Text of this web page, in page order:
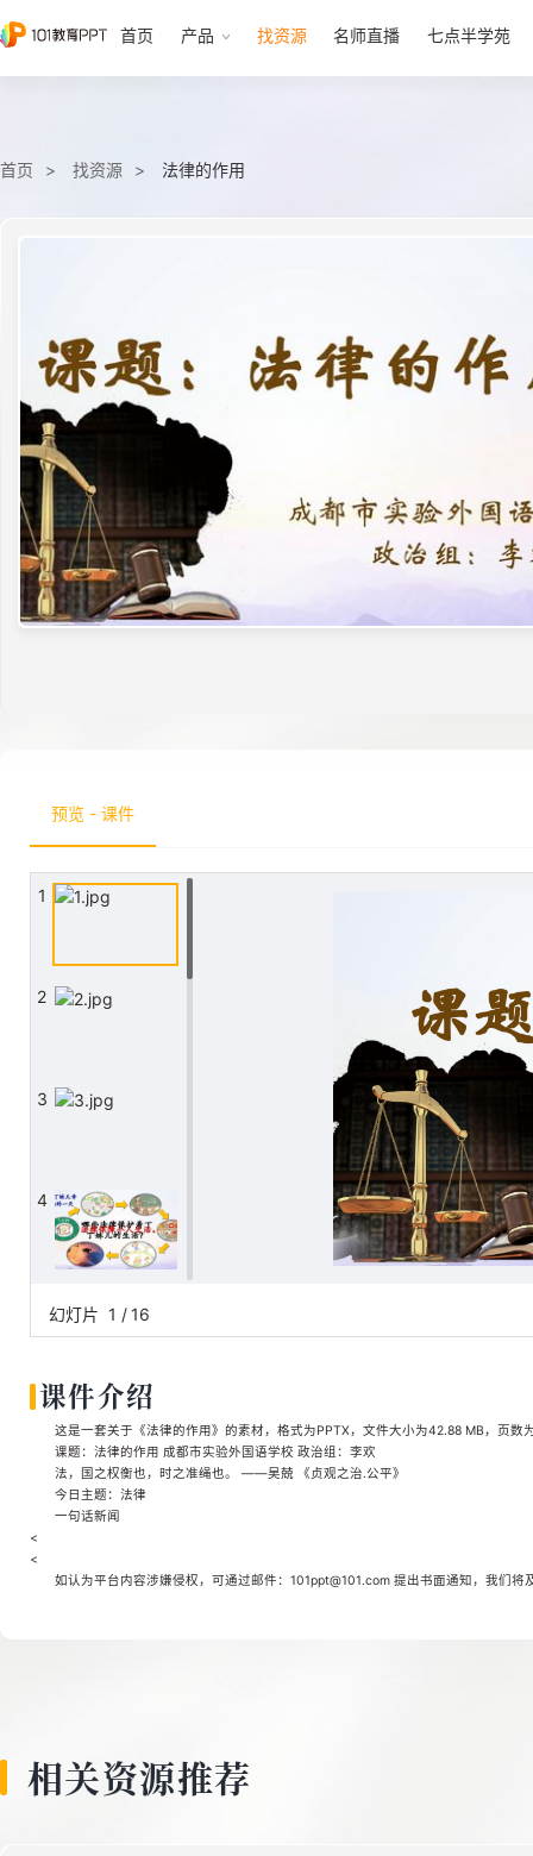
首页 产品 找资源 名师直播 七点半学苑
首页 找资源 法律的作用
预览 - 课件
1
2
3
4
6
幻灯片 1 / 16
课件介绍
这是一套关于《法律的作用》的素材，格式为PPTX，文件大小为42.88 MB，页数
课题：法律的作用 成都市实验外国语学校 政治组：李欢
法，国之权衡也，时之准绳也。 ——吴兢 《贞观之治.公平》
今日主题：法律
一句话新闻
<
<
如认为平台内容涉嫌侵权，可通过邮件：101ppt@101.com 提出书面通知，我们将
相关资源推荐